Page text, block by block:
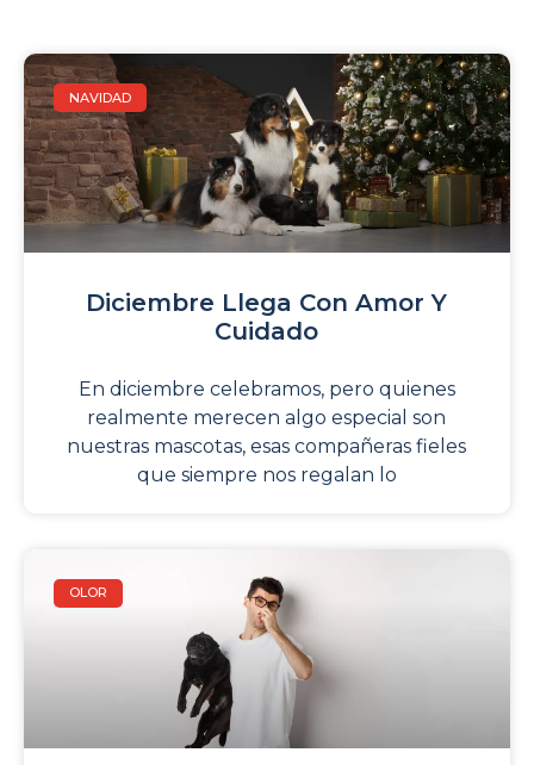
NAVIDAD
Diciembre Llega Con Amor Y
Cuidado
En diciembre celebramos, pero quienes
realmente merecen algo especial son
nuestras mascotas, esas compañeras fieles
que siempre nos regalan lo
OLOR